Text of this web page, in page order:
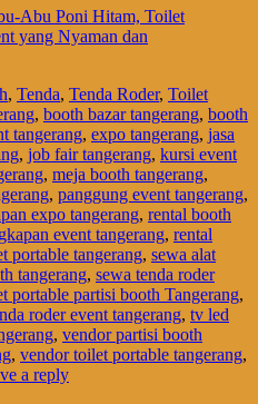
Abu Poni Hitam, Toilet
yang Nyaman dan
, Tenda, Tenda Roder, Toilet
, booth bazar tangerang, booth
tangerang, expo tangerang, jasa
, job fair tangerang, kursi event
, meja booth tangerang,
, panggung event tangerang,
expo tangerang, rental booth
event tangerang, rental
portable tangerang, sewa alat
tangerang, sewa tenda roder
portable partisi booth Tangerang,
roder event tangerang, tv led
, vendor partisi booth
, vendor toilet portable tangerang,
a reply